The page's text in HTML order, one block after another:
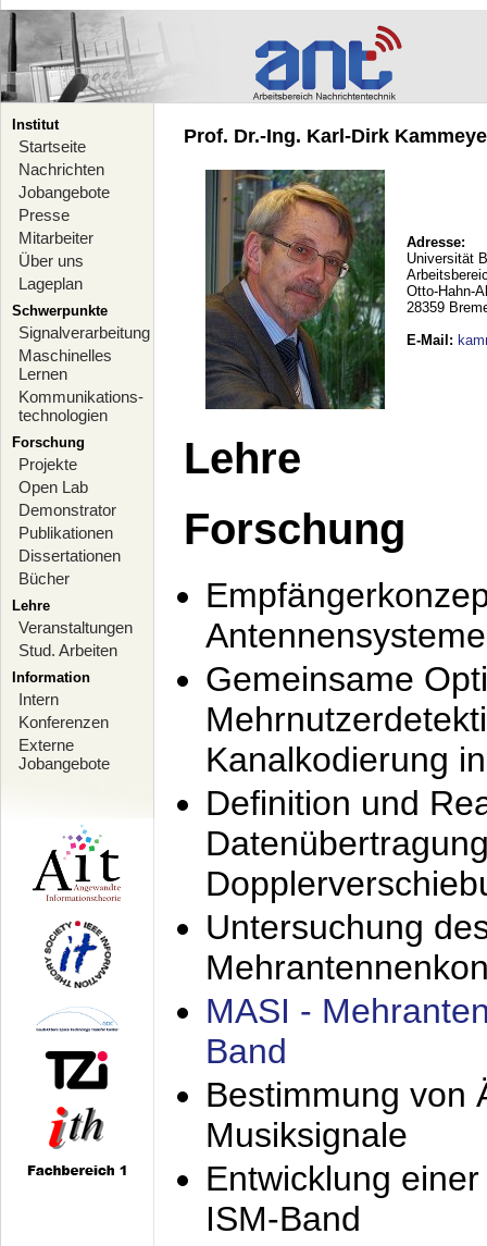
Institut
Startseite
Nachrichten
Jobangebote
Presse
Mitarbeiter
Über uns
Lageplan
Schwerpunkte
Signalverarbeitung
Maschinelles
Lernen
Kommunikations-
technologien
Forschung
Projekte
Open Lab
Demonstrator
Publikationen
Dissertationen
Bücher
Lehre
Veranstaltungen
Stud. Arbeiten
Information
Intern
Konferenzen
Externe
Jobangebote
Prof. Dr.-Ing. Karl-Dirk
Adresse:
Universität
Otto-Hahn-
28359
E-Mail :
Lehre
Forschung
Antennensysteme
Gemeinsame
Kanalkodierung
Definition und
Untersuchung
MASI -
Band
Bestimmung von
Musiksignale
Entwicklung
ISM-Band